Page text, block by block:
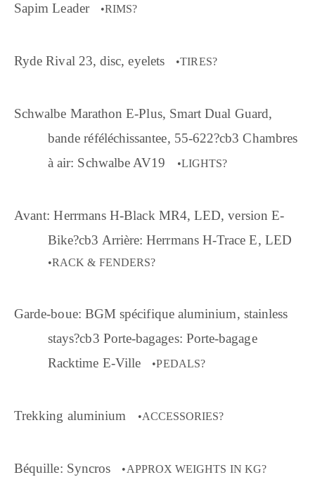
Sapim Leader•RIMS?
Ryde Rival 23, disc, eyelets•TIRES?
Schwalbe Marathon E-Plus, Smart Dual Guard,
bande réféléchissantee, 55-622?cb3 Chambres
à air: Schwalbe AV19 •LIGHTS?
Avant: Herrmans H-Black MR4, LED, version E-
Bike?cb3 Arrière: Herrmans H-Trace E, LED
•RACK & FENDERS?
Garde-boue: BGM spécifique aluminium, stainless
stays?cb3 Porte-bagages: Porte-bagage
Racktime E-Ville •PEDALS?
Trekking aluminium •ACCESSORIES?
Béquille: Syncros •APPROX WEIGHTS IN KG?